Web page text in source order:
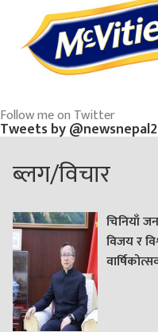
Follow me on Twitter
Tweets by @newsnepal2
ब्लग/विचार
चिनियाँ
विजय र